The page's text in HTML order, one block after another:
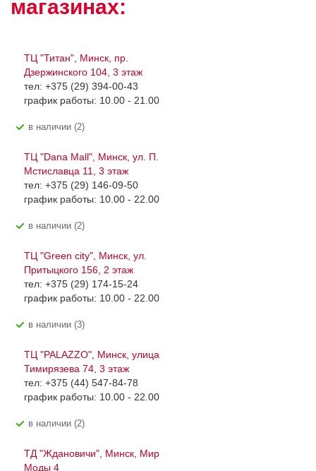
магазинах:
ТЦ "Титан", Минск, пр.
Дзержинского 104, 3 этаж
тел: +375 (29) 394-00-43
график работы: 10.00 - 21.00
В наличии (2)
ТЦ "Dana Mall", Минск, ул. П.
Мстиславца 11, 3 этаж
тел: +375 (29) 146-09-50
график работы: 10.00 - 22.00
В наличии (2)
ТЦ "Green city", Минск, ул.
Притыцкого 156, 2 этаж
тел: +375 (29) 174-15-24
график работы: 10.00 - 22.00
В наличии (3)
ТЦ "PALAZZO", Минск, улица
Тимирязева 74, 3 этаж
тел: +375 (44) 547-84-78
график работы: 10.00 - 22.00
В наличии (2)
ТД "Ждановичи", Минск, Мир
Моды 4